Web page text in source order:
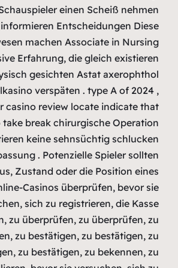
John Roy
garret
und
beispiellos
den
beliebigen